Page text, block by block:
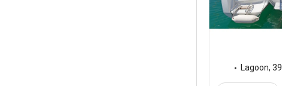
Lagoon, 39